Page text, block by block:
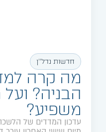
חדשות נדל''ן
מה קרה
הבניה? ועל
משפיע?
עדכון המדדים של